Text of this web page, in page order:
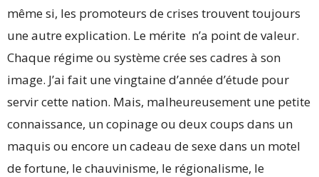
même si, les promoteurs de crises trouvent toujours
une autre explication. Le mérite n’a point de valeur.
Chaque régime ou système crée ses cadres à son
image. J’ai fait une vingtaine d’année d’étude pour
servir cette nation. Mais, malheureusement une petite
connaissance, un copinage ou deux coups dans un
maquis ou encore un cadeau de sexe dans un motel
de fortune, le chauvinisme, le régionalisme, le